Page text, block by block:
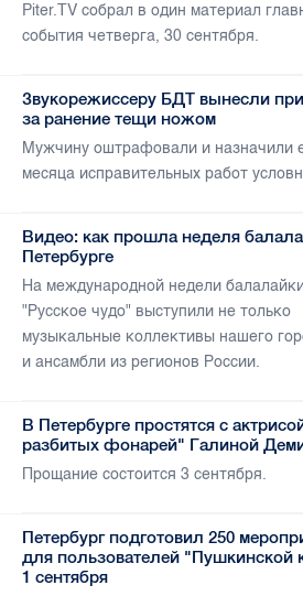
Piter.TV собрал в один материал
события четверга, 30 сентября.
Звукорежиссеру БДТ вынесли
за ранение тещи ножом
Мужчину оштрафовали и назначили
месяца исправительных работ
Видео: как прошла неделя
Петербурге
На международной недели
"Русское чудо" выступили не только
музыкальные коллективы нашего
и ансамбли из регионов России.
В Петербурге простятся с
разбитых фонарей" Галиной
Прощание состоится 3 сентября.
Петербург подготовил 250
для пользователей "Пушкинской
1 сентября